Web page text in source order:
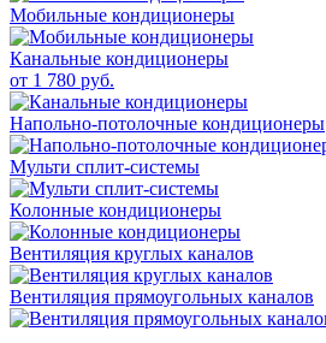
Мобильные кондиционеры
Канальные кондиционеры
от 1 780 руб.
Напольно-потолочные кондиционеры
Мульти сплит-системы
Колонные кондиционеры
Вентиляция круглых каналов
Вентиляция прямоугольных каналов